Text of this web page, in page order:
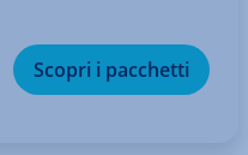
Scopri i pacchetti